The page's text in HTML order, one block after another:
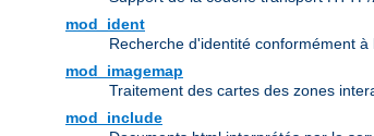
mod_ident
Recherche d'identité conformément à
mod_imagemap
Traitement des cartes des zones
mod_include